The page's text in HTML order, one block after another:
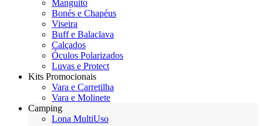
Manguito
Bonés e Chapéus
Viseira
Buff e Balaclava
Calçados
Óculos Polarizados
Luvas e Protect
Kits Promocionais
Vara e Carretilha
Vara e Molinete
Camping
Lona MultiUso